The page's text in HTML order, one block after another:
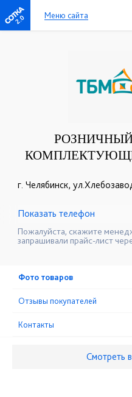
2.0 Меню сайта
г. Челябинск,
☎+7(351)247-92-72
Показать телефон
Пожалуйста, скажите
запрашивали прайс-лист
Фото товаров
Отзывы покупателей
Контакты
Смотреть